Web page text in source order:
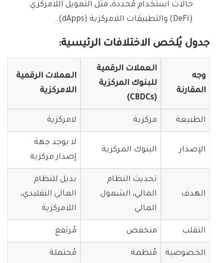
حالات استخدام مُحددة، مثل التمويل اللامركزي
(DeFi) والتطبيقات اللامركزية (dApps).
جدول يُلخص الاختلافات الرئيسية:
وجه
المقارنة
العملات الرقمية
للبنوك المركزية
(CBDCs)
العملات الرقمية
اللامركزية
الطبيعة مركزية لامركزية
الإصدار البنوك المركزية
لا يوجد جهة
إصدار مركزية
الهدف
تحديث النظام
المالي، الشمول
المالي
بديل للنظام
المالي التقليدي،
اللامركزية
التقلب منخفض مُرتفع
الخصوصية مُنظمة مُحتملة